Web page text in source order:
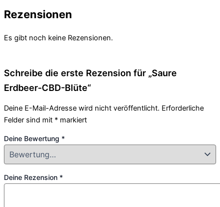
Rezensionen
Es gibt noch keine Rezensionen.
Schreibe die erste Rezension für „Saure
Erdbeer-CBD-Blüte“
Deine E-Mail-Adresse wird nicht veröffentlicht. Erforderliche
Felder sind mit * markiert
Deine Bewertung *
Deine Rezension *